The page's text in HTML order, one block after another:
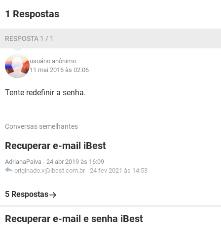
1 Respostas
RESPOSTA 1 / 1
usuário anônimo
11 mai 2016 às 02:06
Tente redefinir a senha.
Conversas semelhantes
Recuperar e-mail iBest
AdrianaPaiva - 24 abr 2019 às 16:09
originado.x@ibest.com.br - 24 fev 2021 às 14:53
5 Respostas
Recuperar e-mail e senha iBest